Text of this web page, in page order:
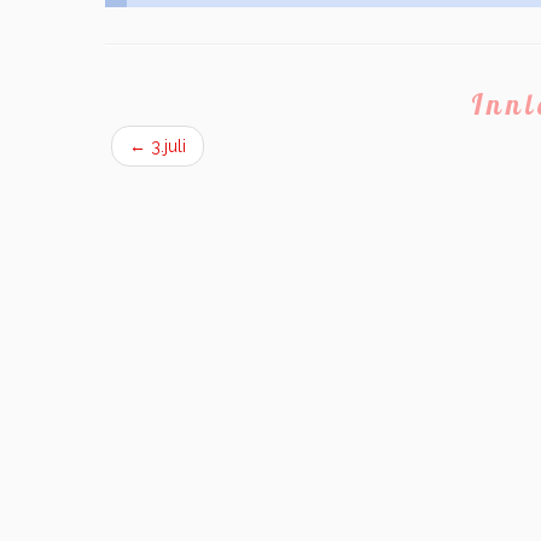
← 3.juli